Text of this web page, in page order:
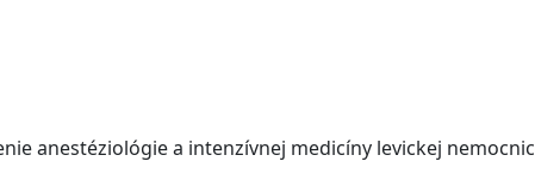
anestéziológie a intenzívnej medicíny levickej